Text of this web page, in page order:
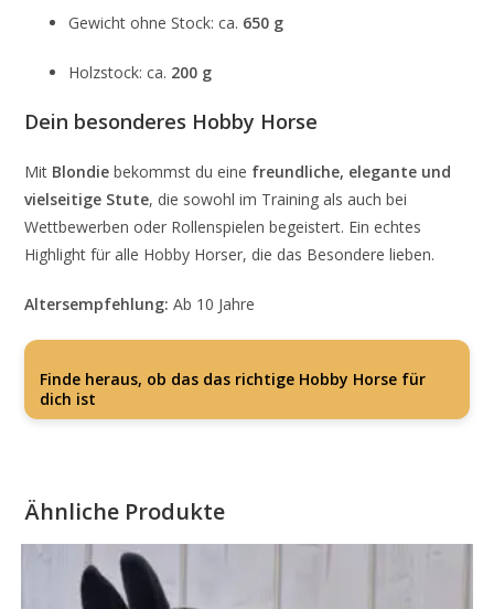
Gewicht ohne Stock: ca. 650 g
Holzstock: ca. 200 g
Dein besonderes Hobby Horse
Mit Blondie bekommst du eine freundliche, elegante und
vielseitige Stute, die sowohl im Training als auch bei
Wettbewerben oder Rollenspielen begeistert. Ein echtes
Highlight für alle Hobby Horser, die das Besondere lieben.
Altersempfehlung: Ab 10 Jahre
Finde heraus, ob das das richtige Hobby Horse für
dich ist
Ähnliche Produkte